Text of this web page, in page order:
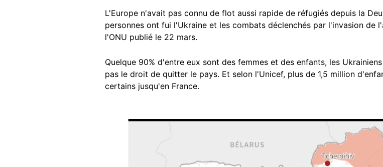
L'Europe n'avait pas connu de flot aussi rapide de réfugiés depuis la
personnes ont fui l'Ukraine et les combats déclenchés par l'invasion de
l'ONU publié le 22 mars.
Quelque 90% d'entre eux sont des femmes et des enfants, les
pas le droit de quitter le pays. Et selon l'Unicef, plus de 1,5 million
certains jusqu'en France.
Image